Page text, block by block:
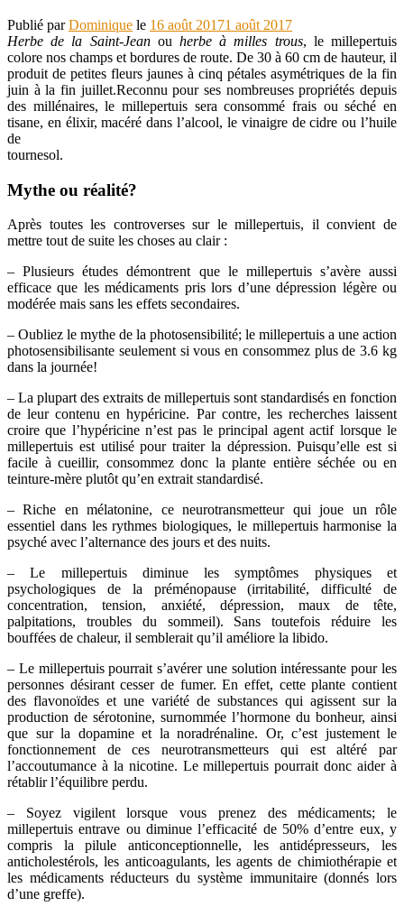
Publié parDominique le 16 août 20171 août 2017
Herbe de la Saint-Jeanouherbe à milles trous, le millepertuis
colore nos champs et bordures de route. De 30 à 60 cm de hauteur, il
produit de petites fleurs jaunes à cinq pétales asymétriques de la fin
juin à la fin juillet.Reconnu pour ses nombreuses propriétés depuis
des millénaires, le millepertuis sera consommé frais ou séché en
tisane, en élixir, macéré dans l’alcool, le vinaigre de cidre ou l’huile
de
tournesol.
Mythe ou réalité?
Après toutes les controverses sur le millepertuis, il convient de
mettre tout de suite les choses au clair :
– Plusieurs études démontrent que le millepertuis s’avère aussi
efficace que les médicaments pris lors d’une dépression légère ou
modérée mais sans les effets secondaires.
– Oubliez le mythe de la photosensibilité; le millepertuis a une action
photosensibilisante seulement si vous en consommez plus de 3.6 kg
dans la journée!
– La plupart des extraits de millepertuis sont standardisés en fonction
de leur contenu en hypéricine. Par contre, les recherches laissent
croire que l’hypéricine n’est pas le principal agent actif lorsque le
millepertuis est utilisé pour traiter la dépression. Puisqu’elle est si
facile à cueillir, consommez donc la plante entière séchée ou en
teinture-mère plutôt qu’en extrait standardisé.
– Riche en mélatonine, ce neurotransmetteur qui joue un rôle
essentiel dans les rythmes biologiques, le millepertuis harmonise la
psyché avec l’alternance des jours et des nuits.
– Le millepertuis diminue les symptômes physiques et
psychologiques de la préménopause (irritabilité, difficulté de
concentration, tension, anxiété, dépression, maux de tête,
palpitations, troubles du sommeil). Sans toutefois réduire les
bouffées de chaleur, il semblerait qu’il améliore la libido.
– Le millepertuis pourrait s’avérer une solution intéressante pour les
personnes désirant cesser de fumer. En effet, cette plante contient
des flavonoïdes et une variété de substances qui agissent sur la
production de sérotonine, surnommée l’hormone du bonheur, ainsi
que sur la dopamine et la noradrénaline. Or, c’est justement le
fonctionnement de ces neurotransmetteurs qui est altéré par
l’accoutumance à la nicotine. Le millepertuis pourrait donc aider à
rétablir l’équilibre perdu.
– Soyez vigilent lorsque vous prenez des médicaments; le
millepertuis entrave ou diminue l’efficacité de 50% d’entre eux, y
compris la pilule anticonceptionnelle, les antidépresseurs, les
anticholestérols, les anticoagulants, les agents de chimiothérapie et
les médicaments réducteurs du système immunitaire (donnés lors
d’une greffe).